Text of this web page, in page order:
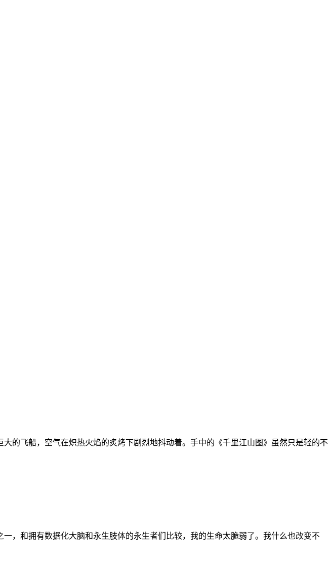
的飞船，空气在炽热火焰的炙烤下剧烈地抖动着。手中的《千里江山图》虽然只是轻的不
，和拥有数据化大脑和永生肢体的永生者们比较，我的生命太脆弱了。我什么也改变不